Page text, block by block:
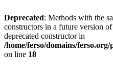
Deprecated: Methods with the
constructors in a future version
deprecated constructor in
/home/ferso/domains/
on line 18